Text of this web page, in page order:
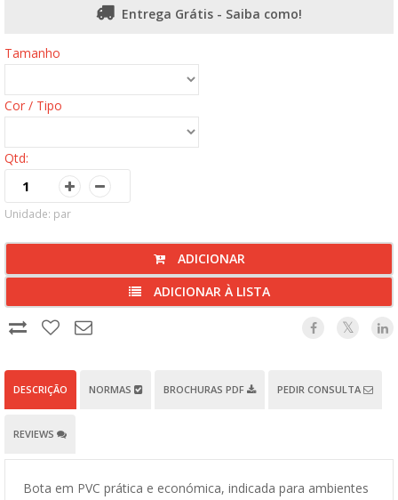
Entrega Grátis - Saiba como!
Tamanho
Cor / Tipo
Qtd:
Unidade: par
ADICIONAR
ADICIONAR À LISTA
DESCRIÇÃO NORMAS BROCHURAS PDF PEDIR CONSULTA
REVIEWS
Bota em PVC prática e económica, indicada para ambientes